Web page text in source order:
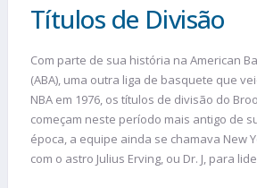
Títulos de Divisão
Com parte de sua história na American
(ABA), uma outra liga de basquete que
NBA em 1976, os títulos de divisão do
começam neste período mais antigo de
época, a equipe ainda se chamava New
com o astro Julius Erving, ou Dr. J, para